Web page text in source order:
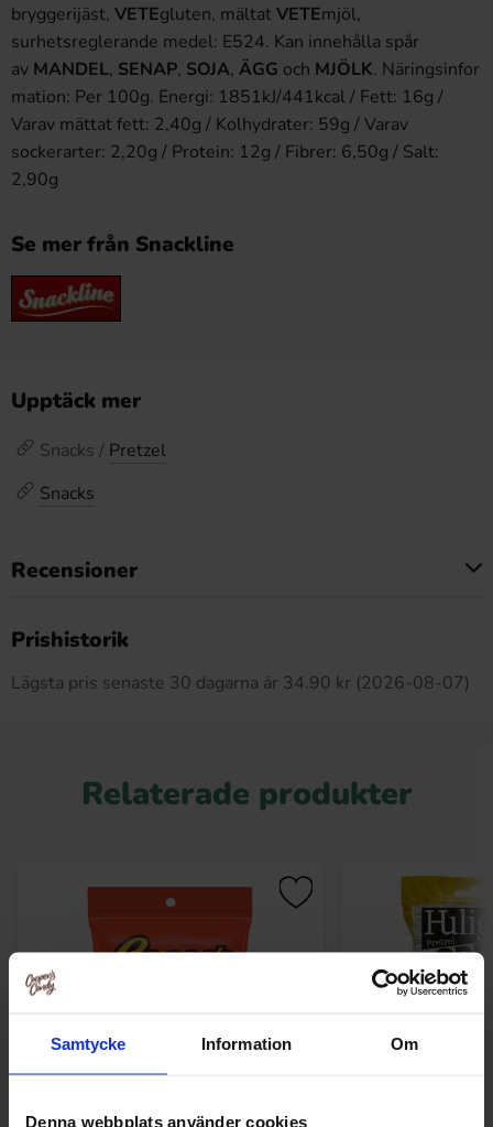
Samtycke Information Om
Denna webbplats använder cookies
bryggerijäst, VETEgluten, mältatVETEmjöl,
surhetsreglerande medel: E524. Kan innehålla spår
av MANDEL, SENAP, SOJA, ÄGG och MJÖLK. Näringsinfor
mation: Per 100g. Energi: 1851kJ/441kcal / Fett: 16g /
Varav mättat fett: 2,40g / Kolhydrater: 59g / Varav
sockerarter: 2,20g / Protein: 12g / Fibrer: 6,50g / Salt:
2,90g
Se mer från Snackline
Upptäck mer
Snacks / Pretzel
Snacks
Recensioner
Prishistorik
Lägsta pris senaste 30 dagarna är 34.90 kr (2026-08-07)
Relaterade produkter